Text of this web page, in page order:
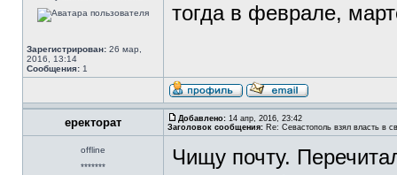
Зарегистрирован: 26 мар,
2016, 13:14
Сообщения: 1
тогда в феврале,
еректорат Добавлено: 14 апр, 2016, 23:42
Заголовок сообщения: Re: Севастополь взял власть в
offline
*******
Чищу почту.